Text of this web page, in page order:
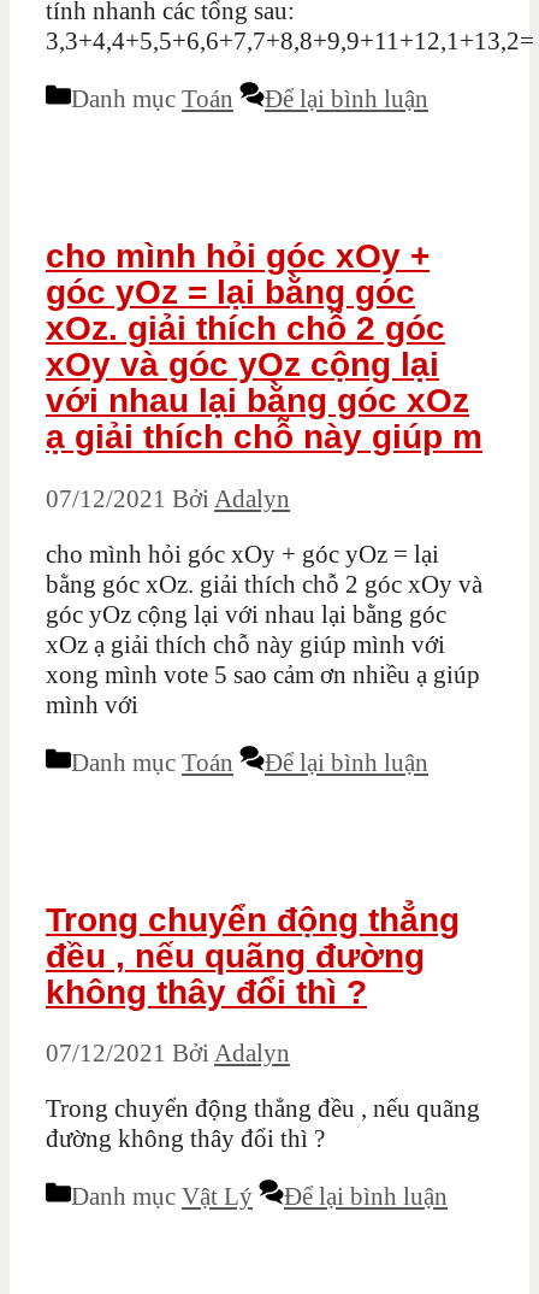
tính nhanh các tổng sau:
3,3+4,4+5,5+6,6+7,7+8,8+9,9+11+12,1+13,2=
Danh mục Toán Để lại bình luận
cho mình hỏi góc xOy +
góc yOz = lại bằng góc
xOz. giải thích chỗ 2 góc
xOy và góc yOz cộng lại
với nhau lại bằng góc xOz
ạ giải thích chỗ này giúp m
07/12/2021 Bởi Adalyn
cho mình hỏi góc xOy + góc yOz = lại
bằng góc xOz. giải thích chỗ 2 góc xOy và
góc yOz cộng lại với nhau lại bằng góc
xOz ạ giải thích chỗ này giúp mình với
xong mình vote 5 sao cảm ơn nhiều ạ giúp
mình với
Danh mục Toán Để lại bình luận
Trong chuyển động thẳng
đều , nếu quãng đường
không thây đổi thì ?
07/12/2021 BởiAdalyn
Trong chuyển động thẳng đều , nếu quãng
đường không thây đổi thì ?
Danh mục Vật Lý Để lại bình luận